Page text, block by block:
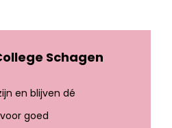
Schagen
en blijven dé
goed